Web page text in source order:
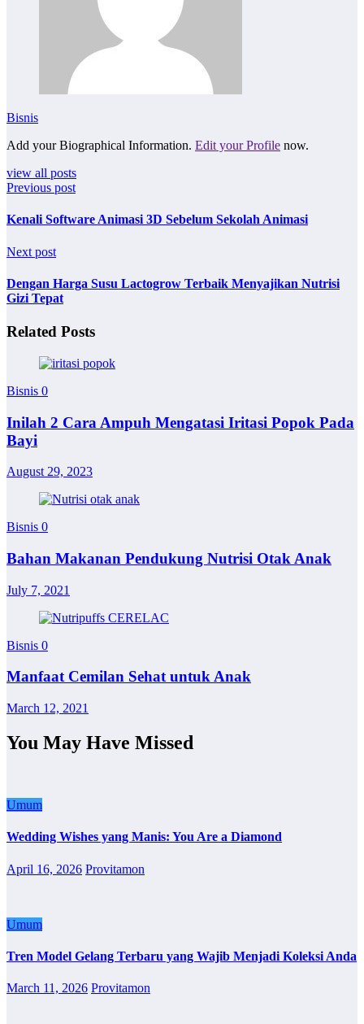
Bisnis
Add your Biographical Information. Edit your Profile now.
view all posts
Previous post
Kenali Software Animasi 3D Sebelum Sekolah Animasi
Next post
Dengan Harga Susu Lactogrow Terbaik Menyajikan Nutrisi
Gizi Tepat
Related Posts
Bisnis 0
Inilah 2 Cara Ampuh Mengatasi Iritasi Popok Pada
Bayi
August 29, 2023
Bisnis 0
Bahan Makanan Pendukung Nutrisi Otak Anak
July 7, 2021
Bisnis 0
Manfaat Cemilan Sehat untuk Anak
March 12, 2021
You May Have Missed
Umum
Wedding Wishes yang Manis: You Are a Diamond
April 16, 2026 Provitamon
Umum
Tren Model Gelang Terbaru yang Wajib Menjadi Koleksi Anda
March 11, 2026 Provitamon